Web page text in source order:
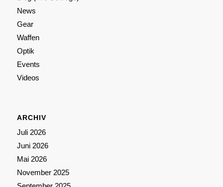
News
Gear
Waffen
Optik
Events
Videos
ARCHIV
Juli 2026
Juni 2026
Mai 2026
November 2025